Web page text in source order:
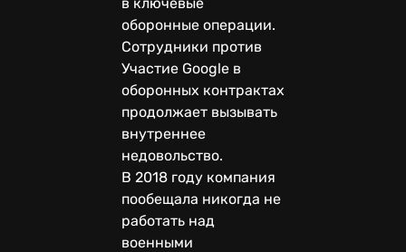
оборонные операции.
Сотрудники против
Участие Google в
оборонных контрактах
продолжает вызывать
внутреннее
недовольство.
В 2018 году компания
пообещала никогда не
работать над
военными